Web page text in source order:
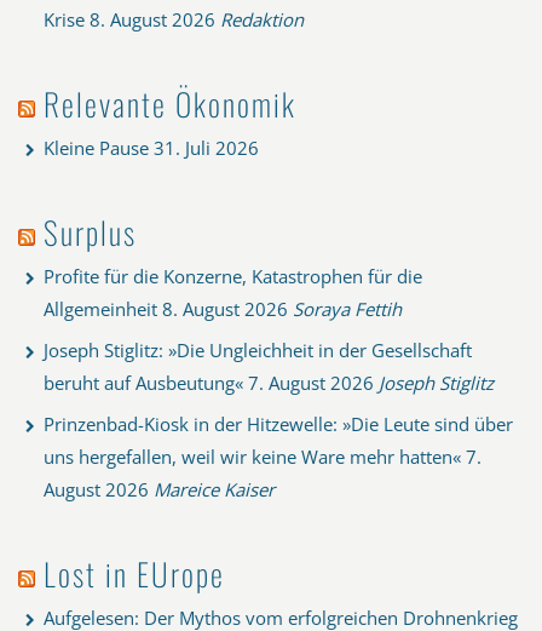
Krise 8. August 2026 Redaktion
Relevante Ökonomik
Kleine Pause 31. Juli 2026
Surplus
Profite für die Konzerne, Katastrophen für die
Allgemeinheit 8. August 2026 Soraya Fettih
Joseph Stiglitz: »Die Ungleichheit in der Gesellschaft
beruht auf Ausbeutung« 7. August 2026 Joseph Stiglitz
Prinzenbad-Kiosk in der Hitzewelle: »Die Leute sind über
uns hergefallen, weil wir keine Ware mehr hatten« 7.
August 2026 Mareice Kaiser
Lost in EUrope
Aufgelesen: Der Mythos vom erfolgreichen Drohnenkrieg